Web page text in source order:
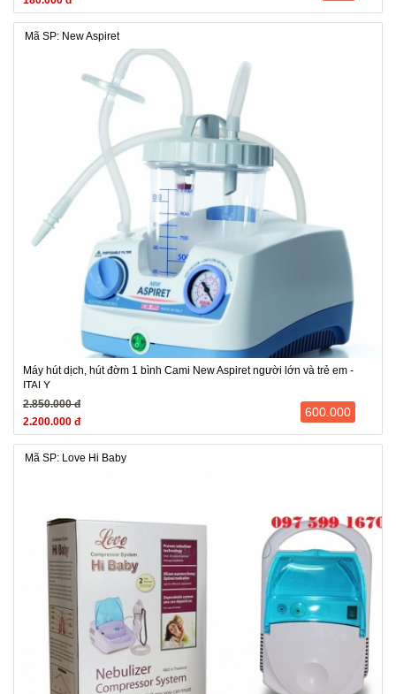
Mã SP: New Aspiret
Máy hút dịch, hút đờm 1 bình Cami New Aspiret người lớn và trẻ em -
ITALY
2.850.000 đ
2.200.000 đ
600.000
Mã SP: Love Hi Baby